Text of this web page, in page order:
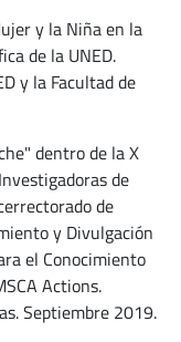
y la Niña en la
de la UNED.
y la Facultad de
dentro de la X
de
de
y Divulgación
el Conocimiento
Actions.
Septiembre 2019.